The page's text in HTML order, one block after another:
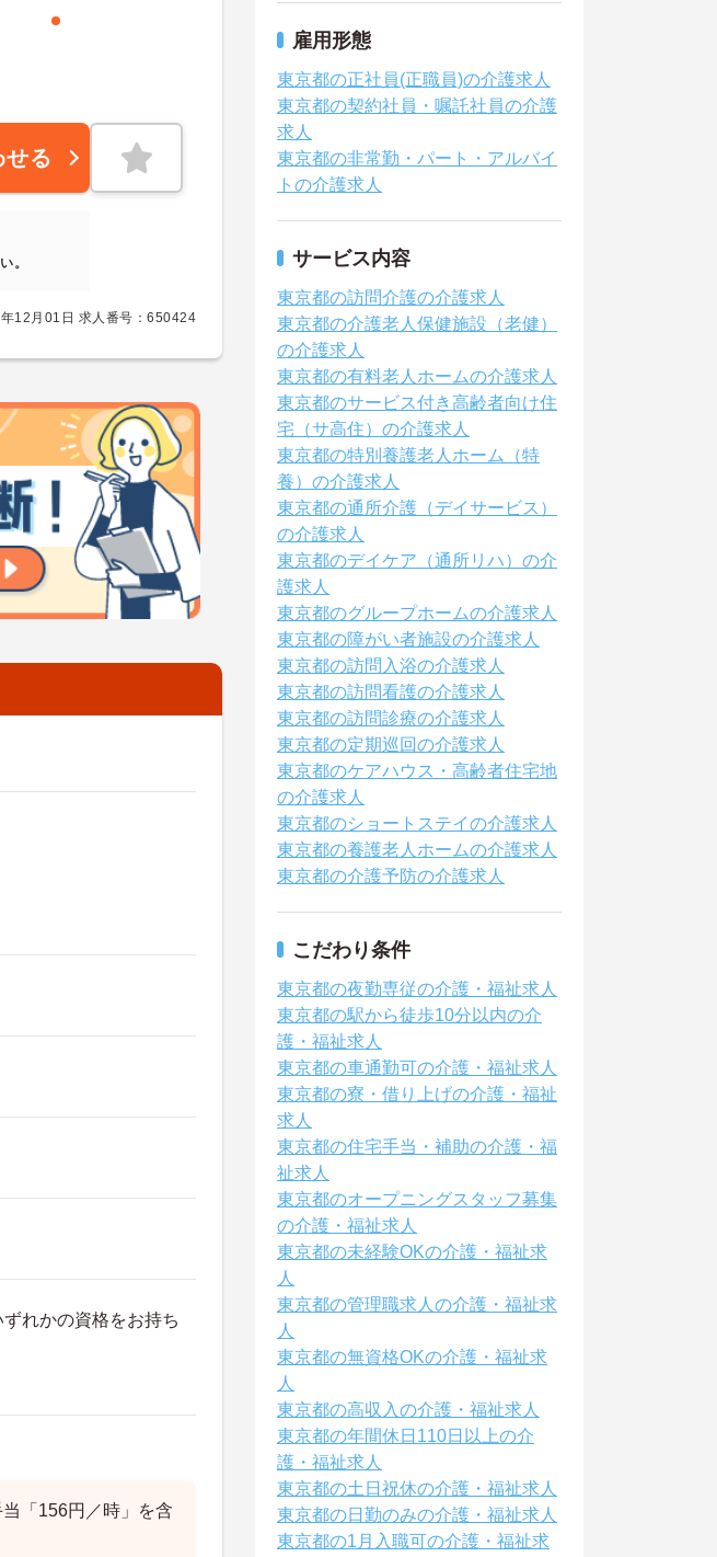
る
。
12月01日 求人番号：650424
れかの資格をお持ち
「156円／時」を含
雇用形態
東京都の正社員(正職員)の介護求人
東京都の契約社員・嘱託社員の介護
求人
東京都の非常勤・パート・アルバイ
トの介護求人
サービス内容
東京都の訪問介護の介護求人
東京都の介護老人保健施設（老健）
の介護求人
東京都の有料老人ホームの介護求人
東京都のサービス付き高齢者向け住
宅（サ高住）の介護求人
東京都の特別養護老人ホーム（特
養）の介護求人
東京都の通所介護（デイサービス）
の介護求人
東京都のデイケア（通所リハ）の介
護求人
東京都のグループホームの介護求人
東京都の障がい者施設の介護求人
東京都の訪問入浴の介護求人
東京都の訪問看護の介護求人
東京都の訪問診療の介護求人
東京都の定期巡回の介護求人
東京都のケアハウス・高齢者住宅地
の介護求人
東京都のショートステイの介護求人
東京都の養護老人ホームの介護求人
東京都の介護予防の介護求人
こだわり条件
東京都の夜勤専従の介護・福祉求人
東京都の駅から徒歩10分以内の介
護・福祉求人
東京都の車通勤可の介護・福祉求人
東京都の寮・借り上げの介護・福祉
求人
東京都の住宅手当・補助の介護・福
祉求人
東京都のオープニングスタッフ募集
の介護・福祉求人
東京都の未経験OKの介護・福祉求
人
東京都の管理職求人の介護・福祉求
人
東京都の無資格OKの介護・福祉求
人
東京都の高収入の介護・福祉求人
東京都の年間休日110日以上の介
護・福祉求人
東京都の土日祝休の介護・福祉求人
東京都の日勤のみの介護・福祉求人
東京都の1月入職可の介護・福祉求